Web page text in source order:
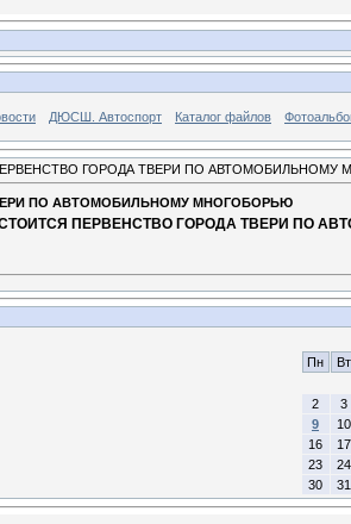
ДЮСШ. Автоспорт Каталог файлов
ГОРОДА ТВЕРИ ПО АВТОМОБИЛЬНОМУ
ПО АВТОМОБИЛЬНОМУ МНОГОБОРЬЮ
ПЕРВЕНСТВО ГОРОДА ТВЕРИ ПО
Пн Вт
2
3
9
10
16
17
23
24
30
31